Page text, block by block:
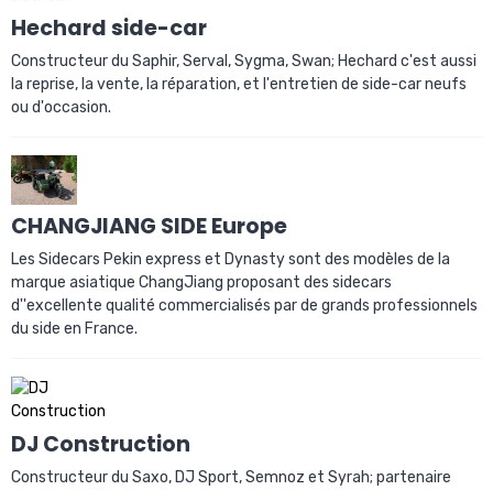
Hechard side-car
Constructeur du Saphir, Serval, Sygma, Swan; Hechard c'est aussi
la reprise, la vente, la réparation, et l'entretien de side-car neufs
ou d'occasion.
CHANGJIANG SIDE Europe
Les Sidecars Pekin express et Dynasty sont des modèles de la
marque asiatique ChangJiang proposant des sidecars
d''excellente qualité commercialisés par de grands professionnels
du side en France.
DJ Construction
Constructeur du Saxo, DJ Sport, Semnoz et Syrah; partenaire